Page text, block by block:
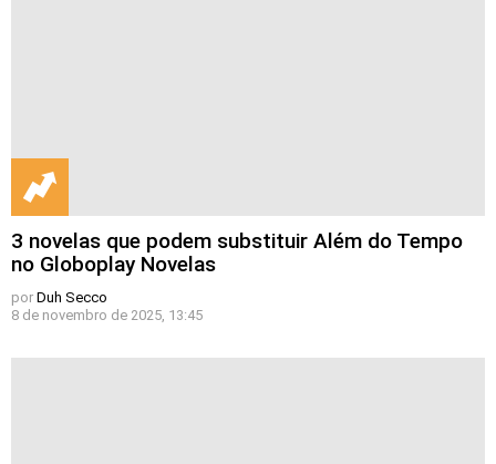
3 novelas que podem substituir Além do Tempo
no Globoplay Novelas
por Duh Secco
8 de novembro de 2025, 13:45